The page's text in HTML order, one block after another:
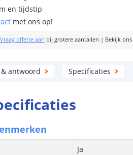
en tijdstip
met ons op!
Vraag offerte aan bij grotere aantallen | Bekijk ons
antwoord Specificaties
Ja